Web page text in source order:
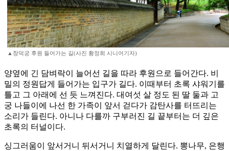
▲창덕궁 후원 들어가는 길(사진 황정희 시니어기자)
양옆에 긴 담벼락이 늘어선 길을 따라 후원으로 들어간다. 비
밀의 정원답게 들어가는 입구가 길다. 이때부터 초록 샤워기를
틀고 그 아래에 선 듯 느껴진다. 대여섯 살 정도 된 딸 둘과 고
궁 나들이에 나선 한 가족이 앞서 걷다가 감탄사를 터뜨리는
소리가 들린다. 아니나 다를까 구부러진 길 끝부터는 더 깊은
초록의 터널이다.
싱그러움이 앞서거니 뒤서거니 치열하게 달린다. 뽕나무, 은행